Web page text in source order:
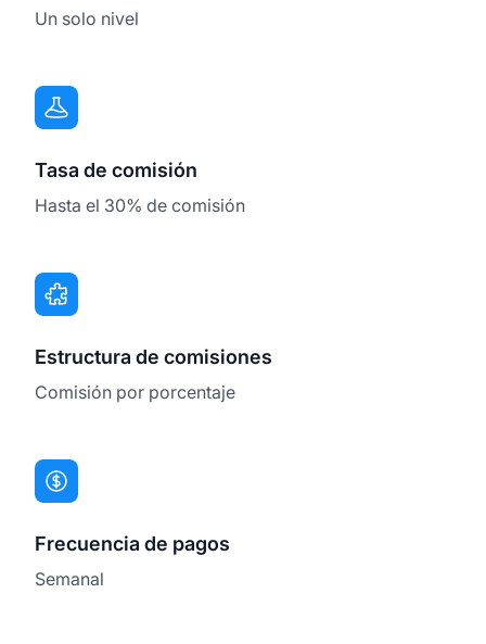
Un solo nivel
Tasa de comisión
Hasta el 30% de comisión
Estructura de comisiones
Comisión por porcentaje
Frecuencia de pagos
Semanal